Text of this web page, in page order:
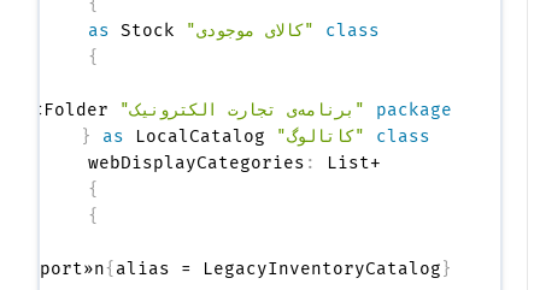
class "کالای موجودی" as Stock
package "برنامه‌ی تجارت الکترونیک"
<<Folder>>
class "کاتالوگ" as LocalCatalog
{
:
List
«import»n{alias = LegacyInventoryCatalog